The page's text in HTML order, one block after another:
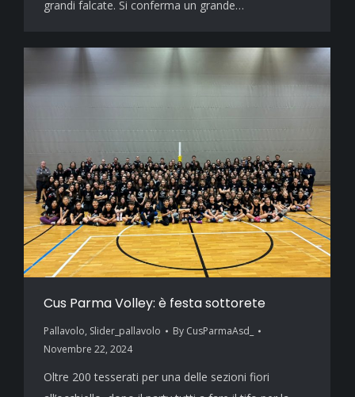
grandi falcate. Si conferma un grande…
Cus Parma Volley: è festa sottorete
Pallavolo, Slider_pallavolo By CusParmaAsd_
Novembre 22, 2024
Oltre 200 tesserati per una delle sezioni fiori